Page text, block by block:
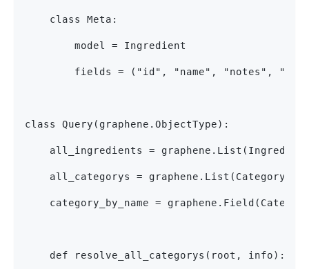
    class Meta:
        model = Ingredient
fields = ("id", "name", "notes",
class Query(graphene.ObjectType):
all_ingredients =
all_categorys =
category_by_name =
    def resolve_all_categorys(root, info):